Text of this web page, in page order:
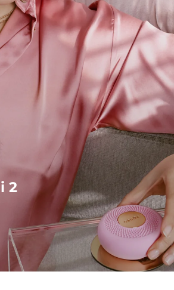
2
我的订阅
Set
畅销产品
预计送达日期8/13/26
预计送达日期8/12/26
预计送达日期8/12/26
预计送达日期 8/15/26
预计送达日期 8/12/26
预计送达日期8/12/26
预计送达日期8/16/26